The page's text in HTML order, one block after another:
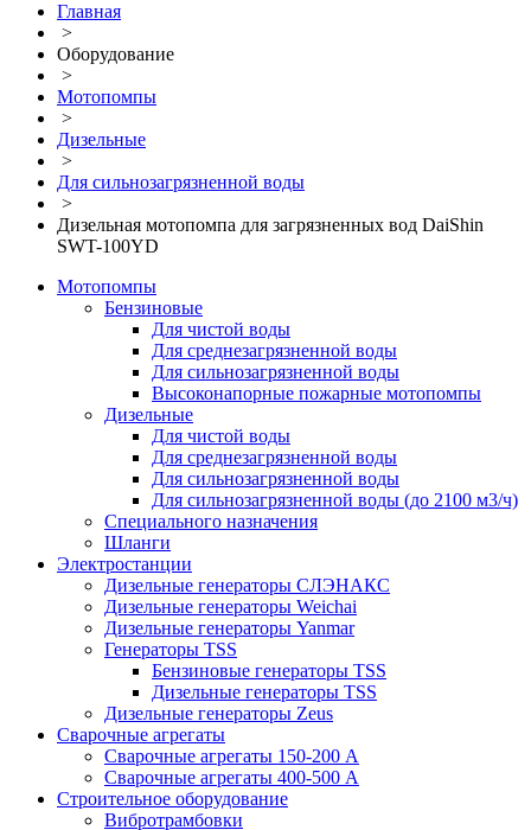
Главная
>
Оборудование
>
Мотопомпы
>
Дизельные
>
Для сильнозагрязненной воды
>
Дизельная мотопомпа для загрязненных вод DaiShin
SWT-100YD
Мотопомпы
Бензиновые
Для чистой воды
Для среднезагрязненной воды
Для сильнозагрязненной воды
Высоконапорные пожарные мотопомпы
Дизельные
Для чистой воды
Для среднезагрязненной воды
Для сильнозагрязненной воды
Для сильнозагрязненной воды (до 2100 м3/ч)
Специального назначения
Шланги
Электростанции
Дизельные генераторы СЛЭНАКС
Дизельные генераторы Weichai
Дизельные генераторы Yanmar
Генераторы TSS
Бензиновые генераторы TSS
Дизельные генераторы TSS
Дизельные генераторы Zeus
Сварочные агрегаты
Сварочные агрегаты 150-200 А
Сварочные агрегаты 400-500 А
Строительное оборудование
Вибротрамбовки